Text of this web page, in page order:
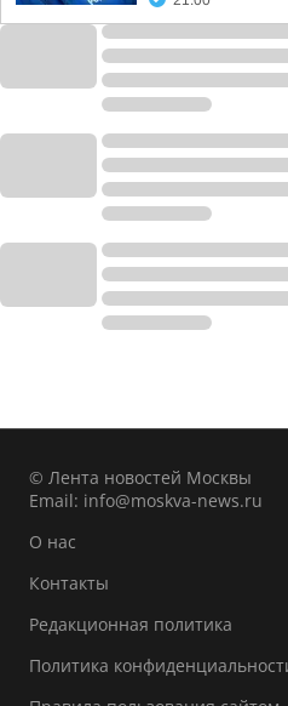
© Лента новостей Москвы
Email: info@moskva-news.ru
О нас
Контакты
Редакционная политика
Политика